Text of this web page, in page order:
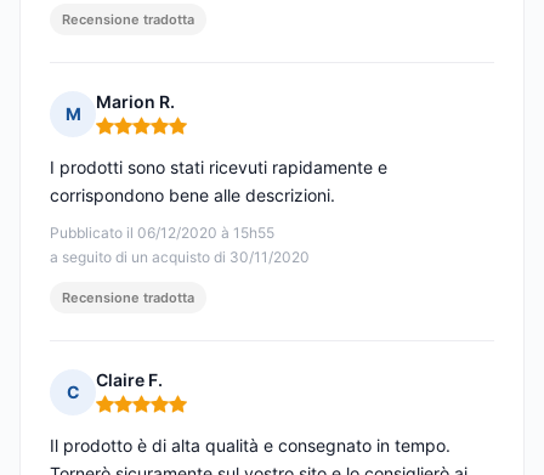
Recensione tradotta
M
Marion R.
Nota: 5 su 5
Pubblicato il 06/12/2020 à 15h55
a seguito di un acquisto di 30/11/2020
I prodotti sono stati ricevuti rapidamente e
corrispondono bene alle descrizioni.
Recensione tradotta
C
Claire F.
Nota: 5 su 5
Il prodotto è di alta qualità e consegnato in tempo.